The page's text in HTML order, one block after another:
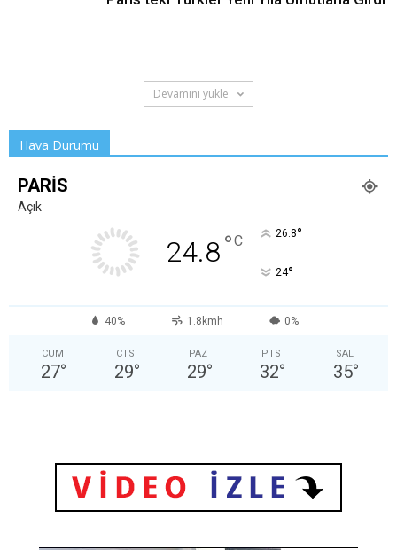
Devamını yükle
Hava Durumu
PARIS
Açık
24.8°C 26.8°
24°
40% 1.8kmh 0%
CUM
27°
CTS
29°
PAZ
29°
PTS
32°
SAL
35°